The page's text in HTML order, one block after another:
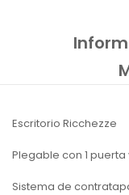
Escritorio Ricchezze
Plegable con 1
Sistema de